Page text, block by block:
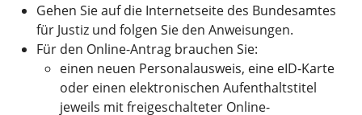
Gehen Sie auf die Internetseite des Bundesamtes
für Justiz und folgen Sie den Anweisungen.
Für den Online-Antrag brauchen Sie:
einen neuen Personalausweis, eine eID-Karte
oder einen elektronischen Aufenthaltstitel
jeweils mit freigeschalteter Online-